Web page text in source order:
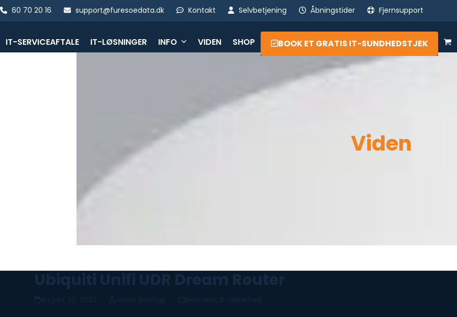
Skip
to
60 70 20 16 support@furesoedata.dk Kontakt Selvbetjening Åbningstider Fjernsupport
IT-SERVICEAFTALE IT-LØSNINGER INFO VIDEN SHOP BOOK ET GRATIS IT-SUNDHEDSTJEK
Viden
Ubiquiti Unifi UDR Dream Router
august 30, 2023 Jonas Boutrup Netværk, It-sikkerhed